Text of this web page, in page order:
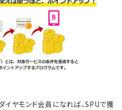
イヤモンド会員になれば、SPUで獲